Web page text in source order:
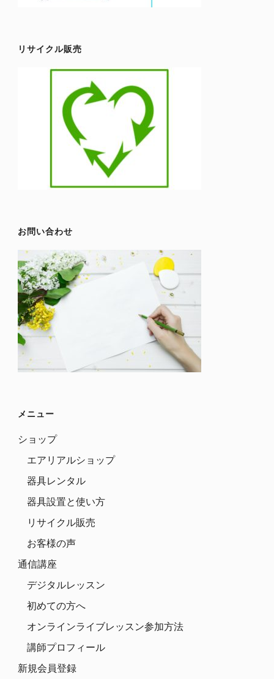
リサイクル販売
お問い合わせ
メニュー
ショップ
エアリアルショップ
器具レンタル
器具設置と使い方
リサイクル販売
お客様の声
通信講座
デジタルレッスン
初めての方へ
オンラインライブレッスン参加方法
講師プロフィール
新規会員登録